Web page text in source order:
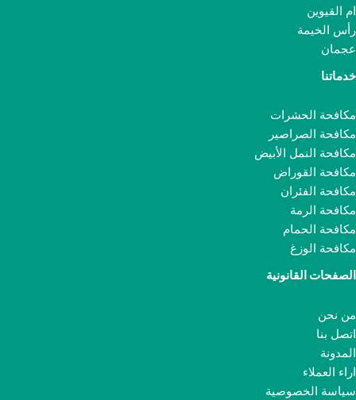
ام القيوين
رأس الخيمة
عجمان
خدماتنا
مكافحة الحشرات
مكافحة الصراصير
مكافحة النمل الأبيض
مكافحة القوراض
مكافحة الفئران
مكافحة الرمة
مكافحة الحمام
مكافحة الوزغ
الصفحات القانونية
من نحن
اتصل بنا
المدونة
اراء العملاء
سياسة الخصوصية